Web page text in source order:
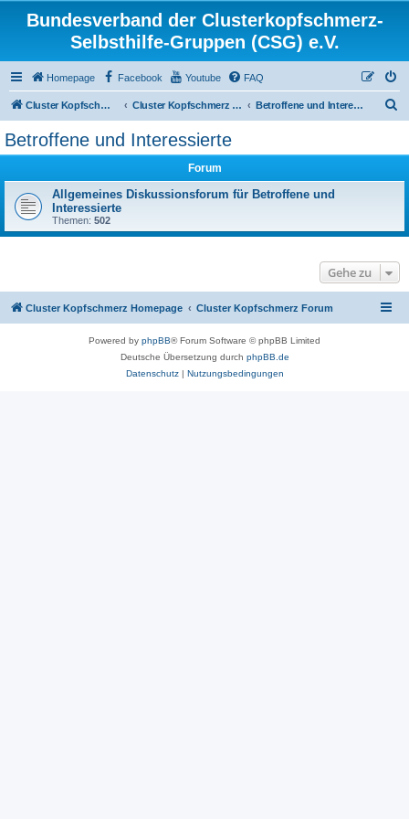
Bundesverband der Clusterkopfschmerz-
Selbsthilfe-Gruppen (CSG) e.V.
Homepage Facebook Youtube FAQ
Cluster Kopfschmerz Homepage Cluster Kopfschmerz Forum Betroffene und Interessierte
Betroffene und Interessierte
Forum
Allgemeines Diskussionsforum für Betroffene und
Interessierte
Themen: 502
Gehe zu
Cluster Kopfschmerz Homepage Cluster Kopfschmerz Forum
Powered by phpBB® Forum Software © phpBB Limited
Deutsche Übersetzung durch phpBB.de
Datenschutz| Nutzungsbedingungen